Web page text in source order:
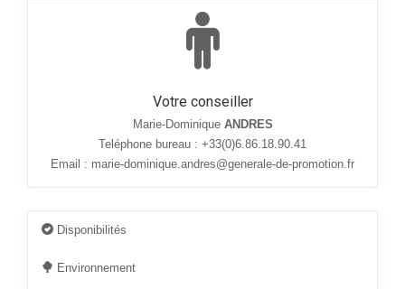
Votre conseiller
Marie-DominiqueANDRES
Teléphone bureau : +33(0)6.86.18.90.41
Email : marie-dominique.andres@generale-de-promotion.fr
Disponibilités
Environnement